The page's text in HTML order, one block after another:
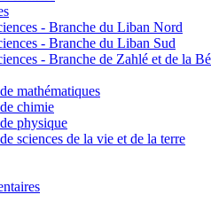
- Branche du Liban Nord
- Branche du Liban Sud
- Branche de Zahlé et de la
mathématiques
chimie
physique
sciences de la vie et de la terre